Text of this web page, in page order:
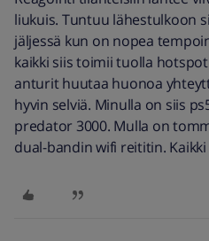
liukuis. Tuntuu lähestulkoon
jäljessä kun on nopea
kaikki siis toimii tuolla
anturit huutaa huonoa
hyvin selviä. Minulla on siis
predator 3000. Mulla on
dual-bandin wifi reititin.